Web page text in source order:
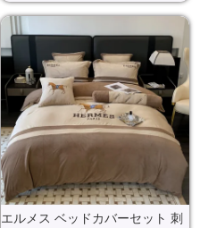
エルメス ベッドカバーセット 刺